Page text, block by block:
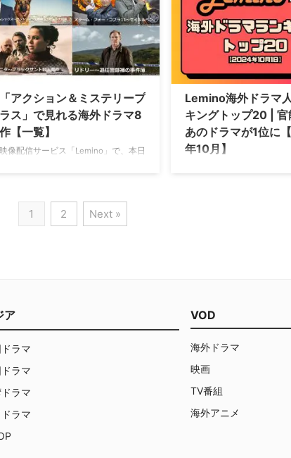
月3日（火）時点で、Leminoで人気
海外ドラマランキングトップ20は以
下の通り。 エマニエル夫人 警部 ジョ
ージ・ジェントリー Mother LA’s
FINEST／ロサンゼルス捜査官 シーズ
1 FBI: 特別捜査班 シーズン1 FBI: 特
別捜査班 シーズン2 ガール・ゲッツ・
ガール DEP: 重大事故捜査班～航空機
編 FBI: 特別捜査班 …
をお伝えしよう。 『クリ
ー』（フランス） 2000年
ン・レノ主演で映画版も2
た、ジャン＝クリストフ・
の原作を原作者自らドラマ
察のベテラン刑事のニーマ
刑事のカミーユが猟奇的な
数々を捜査していく。 隣国
族がフランスで殺された事
に、ドイツ、ペルギー、ス
た他国と接しているからこ
「アクション＆ミステリープ
ラス」で見れる海外ドラマ8
作【一覧】
映像配信サービス「Lemino」で、本日
アクション＆ミステリープラス」の
」 …
Lemino海外ドラマ
キングトップ20 | 官
あのドラマが1位に
年10月】
Most Wanted ～指名手配特
ーズン1 FBI: 特別捜査班 シ
1 2 Next »
ア
ラマ
ラマ
ラマ
ラマ
VOD
海外ドラマ
映画
TV番組
海外アニメ